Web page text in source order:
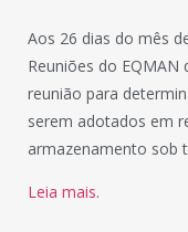
Aos 26 dias do mês
Reuniões do EQMAN
reunião para
serem adotados em
armazenamento sob
Leia mais.